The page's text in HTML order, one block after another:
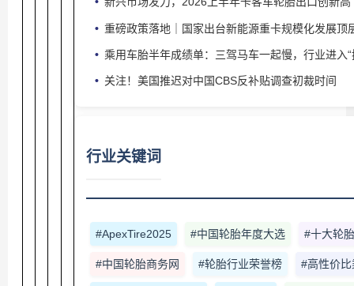
重磅政策落地｜国家出台新能源重卡规模化发展顶
乘用车胎半年成绩单：三驾马车一起慢，行业进入“
关注！美国推迟对中国CBS反补贴调查初裁时间
行业关键词
#ApexTire2025 #中国轮胎年度大选 #十大轮
#中国轮胎商务网 #轮胎行业荣誉榜 #高性价